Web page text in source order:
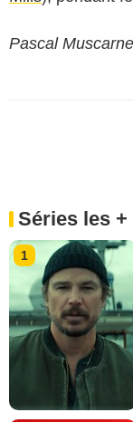
Pascal
Séries les
1